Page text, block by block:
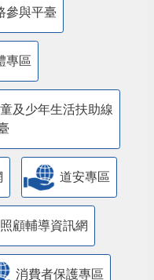
參與平臺
專區
及少年生活扶助線
道安專區
顧輔導資訊網
消費者保護專區